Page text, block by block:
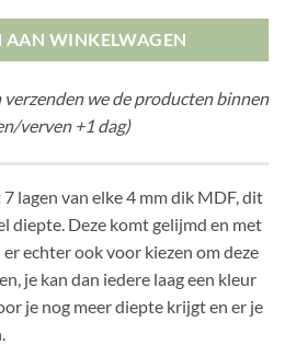
AAN WINKELWAGEN
verzenden we de producten binnen
verven +1 dag)
lagen van elke 4 mm dik MDF, dit
diepte. Deze komt gelijmd en met
echter ook voor kiezen om deze
je kan dan iedere laag een kleur
je nog meer diepte krijgt en er je